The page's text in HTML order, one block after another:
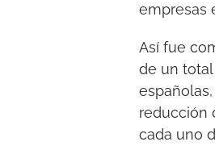
empresas
Así fue
de un
reducción
cada uno